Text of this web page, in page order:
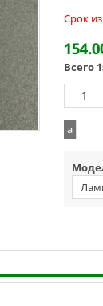
Срок
Всего
a